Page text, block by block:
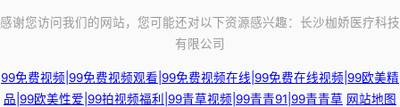
感谢您访问我们的网站，您可能还对以下资源感兴趣：长沙枷娇医疗科技
有限公司
99免费视频|99免费视频观看|99免费视频在线|99免费在线视频|99欧美精
品|99欧美性爱|99拍视频福利|99青草视频|99青青91|99青青草 网站地图